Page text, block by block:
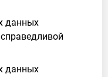
данных
данных